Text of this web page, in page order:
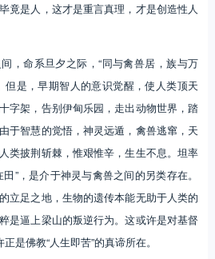
竟是人，这才是重言真理，才是创造性人
命系旦夕之际，“同与禽兽居，族与万
但是，早期智人的意识觉醒，使人类顶天
字架，告别伊甸乐园，走出动物世界，踏
于智慧的觉悟，神灵远遁，禽兽逃窜，天
类披荆斩棘，惟艰惟辛，生生不息。坦率
”，是介于神灵与禽兽之间的另类存在。
立足之地，生物的遗传本能无助于人类的
是逼上梁山的叛逆行为。这或许是对基督
是佛教“人生即苦”的真谛所在。